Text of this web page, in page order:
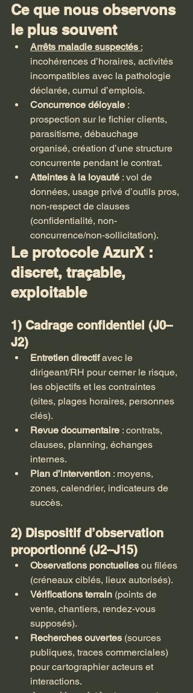
Ce que nous observons
le plus souvent
Arrêts maladie suspectés :
incohérences d’horaires, activités
incompatibles avec la pathologie
déclarée, cumul d’emplois.
Concurrence déloyale :
prospection sur le fichier clients,
parasitisme, débauchage
organisé, création d’une structure
concurrente pendant le contrat.
Atteintes à la loyauté : vol de
données, usage privé d’outils pros,
non-respect de clauses
(confidentialité, non-
concurrence/non-sollicitation).
Le protocole AzurX :
discret, traçable,
exploitable
1) Cadrage confidentiel (J0–
J2)
Entretien directif avec le
dirigeant/RH pour cerner le risque,
les objectifs et les contraintes
(sites, plages horaires, personnes
clés).
Revue documentaire : contrats,
clauses, planning, échanges
internes.
Plan d’intervention : moyens,
zones, calendrier, indicateurs de
succès.
2) Dispositif d’observation
proportionné (J2–J15)
Observations ponctuelles ou filées
(créneaux ciblés, lieux autorisés).
Vérifications terrain (points de
vente, chantiers, rendez-vous
supposés).
Recherches ouvertes (sources
publiques, traces commerciales)
pour cartographier acteurs et
interactions.